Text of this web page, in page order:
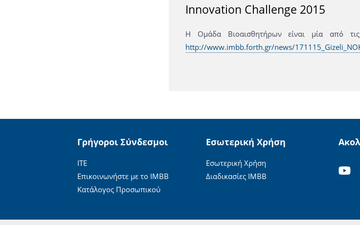
Innovation Challenge 2015
Η Ομάδα Βιοαισθητήρων είναι μία από
http://www.imbb.forth.gr/news/
Γρήγοροι Σύνδεσμοι
ΙΤΕ
Επικοινωνήστε με το ΙΜΒΒ
Κατάλογος Προσωπικού
Εσωτερική Χρήση
Εσωτερική Χρήση
Διαδικασίες ΙΜΒΒ